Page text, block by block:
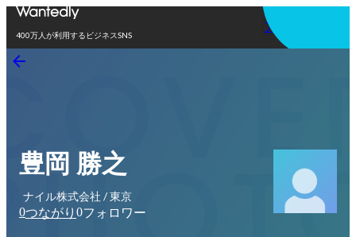
400万人が利用するビジネスSNS
アプリを使う
豊岡 勝之
ナイル株式会社 / 東京
0つながり 0フォロワー